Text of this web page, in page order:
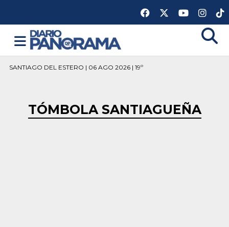
SANTIAGO DEL ESTERO | 06 AGO 2026 | 19º
TÓMBOLA SANTIAGUEÑA